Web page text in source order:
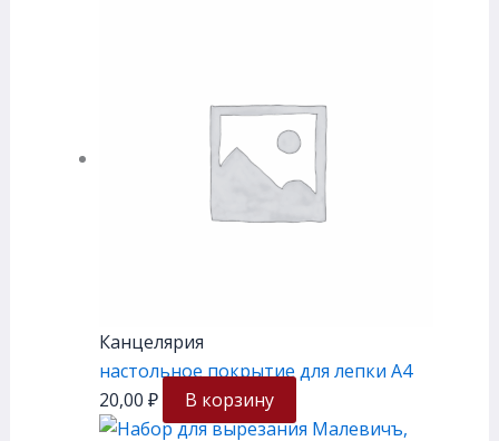
Канцелярия
настольное покрытие для лепки А4
20,00 ₽ В корзину